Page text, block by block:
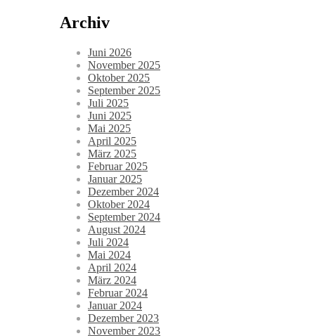
Archiv
Juni 2026
November 2025
Oktober 2025
September 2025
Juli 2025
Juni 2025
Mai 2025
April 2025
März 2025
Februar 2025
Januar 2025
Dezember 2024
Oktober 2024
September 2024
August 2024
Juli 2024
Mai 2024
April 2024
März 2024
Februar 2024
Januar 2024
Dezember 2023
November 2023